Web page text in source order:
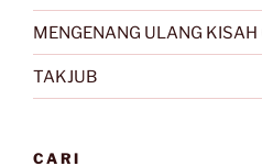
MENGENANG ULANG KISAH
TAKJUB
CARI